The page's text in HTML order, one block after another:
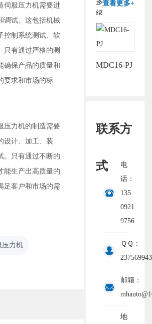
服压力机需要进
调试。这包括机械
控制系统测试、软
只有通过严格的测
确保产品的质量和
要求和市场的标
力机的制造需要
设计、加工、装
。只有通过不断的
能生产出高质量的
足客户和市场的需
压力机
查看更多+
级
电
缸
MDC16-PJ
联系方
式
电
话：
135
0921
9756
ＱＱ：
邮箱：
地